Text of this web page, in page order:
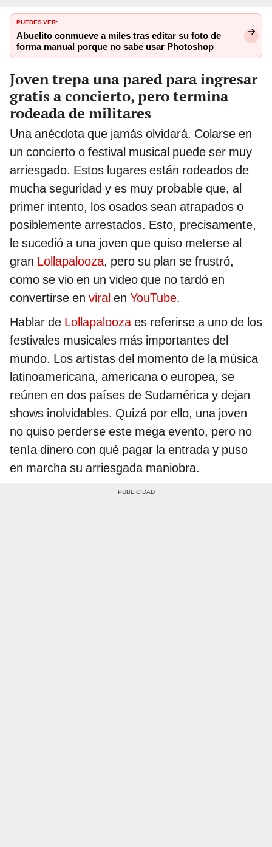
PUEDES VER:
Abuelito conmueve a miles tras editar su foto de
forma manual porque no sabe usar Photoshop
Joven trepa una pared para ingresar
gratis a concierto, pero termina
rodeada de militares
Una anécdota que jamás olvidará. Colarse en
un concierto o festival musical puede ser muy
arriesgado. Estos lugares están rodeados de
mucha seguridad y es muy probable que, al
primer intento, los osados sean atrapados o
posiblemente arrestados. Esto, precisamente,
le sucedió a una joven que quiso meterse al
gran Lollapalooza, pero su plan se frustró,
como se vio en un video que no tardó en
convertirse en viral en YouTube.
Hablar de Lollapaloozaes referirse a uno de los
festivales musicales más importantes del
mundo. Los artistas del momento de la música
latinoamericana, americana o europea, se
reúnen en dos países de Sudamérica y dejan
shows inolvidables. Quizá por ello, una joven
no quiso perderse este mega evento, pero no
tenía dinero con qué pagar la entrada y puso
en marcha su arriesgada maniobra.